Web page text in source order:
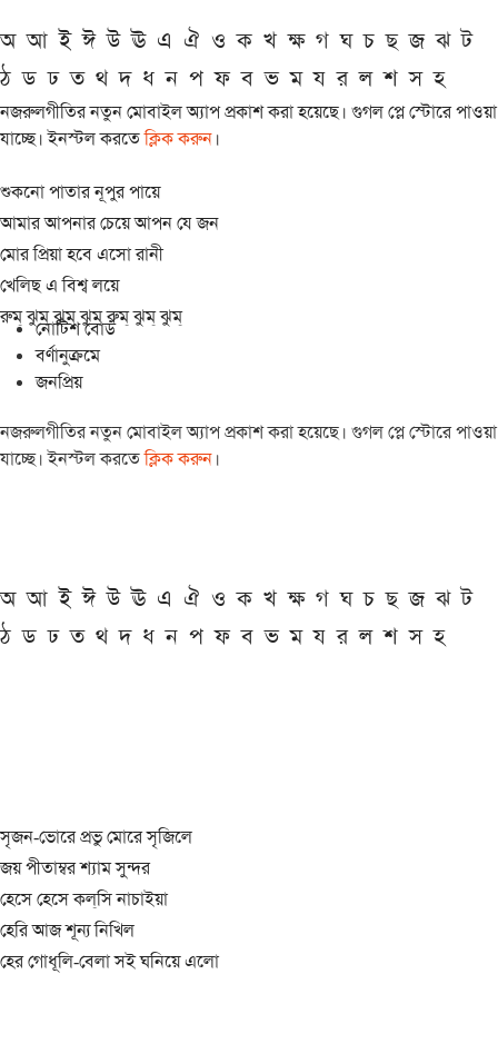
অ আ ই ঈ উ ঊ এ ঐ ও ক খ ক্ষ গ ঘ চ ছ জ ঝ ট
ঠ ড ঢ ত থ দ ধ ন প ফ ব ভ ম য র ল শ স হ
নজরুলগীতির নতুন মোবাইল অ্যাপ প্রকাশ করা হয়েছে। গুগল প্লে স্টোরে পাওয়া
যাচ্ছে। ইনস্টল করতেক্লিক করুন।
শুকনো পাতার নূপুর পায়ে
আমার আপনার চেয়ে আপন যে জন
মোর প্রিয়া হবে এসো রানী
খেলিছ এ বিশ্ব লয়ে
রুম্ ঝুম্ ঝুম্ ঝুম্ রুম্ ঝুম্ ঝুম্
নোটিশ বোর্ড
বর্ণানুক্রমে
জনপ্রিয়
নজরুলগীতির নতুন মোবাইল অ্যাপ প্রকাশ করা হয়েছে। গুগল প্লে স্টোরে পাওয়া
যাচ্ছে। ইনস্টল করতেক্লিক করুন।
অ আ ই ঈ উ ঊ এ ঐ ও ক খ ক্ষ গ ঘ চ ছ জ ঝ ট
ঠ ড ঢ ত থ দ ধ ন প ফ ব ভ ম য র ল শ স হ
সৃজন-ভোরে প্রভু মোরে সৃজিলে
জয় পীতাম্বর শ্যাম সুন্দর
হেসে হেসে কল্‌সি নাচাইয়া
হেরি আজ শূন্য নিখিল
হের গোধূলি-বেলা সই ঘনিয়ে এলো